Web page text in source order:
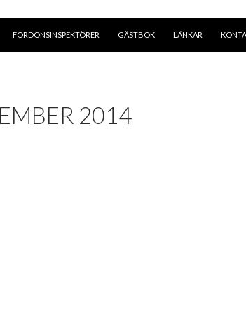
FORDONSINSPEKTÖRER GÄSTBOK LÄNKAR
2014